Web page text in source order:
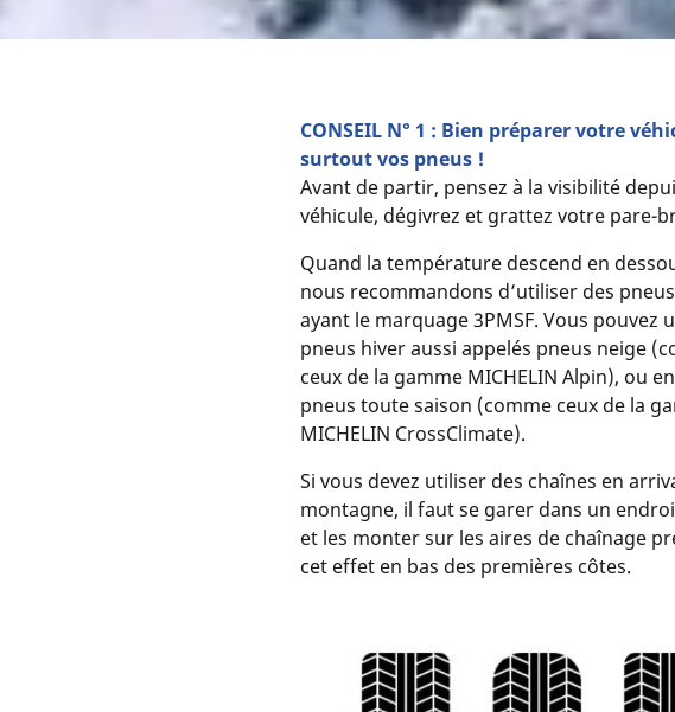
CONSEIL N° 1 : Bien préparer votre
surtout vos pneus !
Avant de partir, pensez à la visibilité
véhicule, dégivrez et grattez votre pare-
Quand la température descend en
nous recommandons d’utiliser des
ayant le marquage 3PMSF. Vous pouvez
pneus hiver aussi appelés pneus neige
ceux de la gamme MICHELIN Alpin), ou
pneus toute saison (comme ceux de la
MICHELIN CrossClimate).
Si vous devez utiliser des chaînes en
montagne, il faut se garer dans un
et les monter sur les aires de chaînage
cet effet en bas des premières côtes.